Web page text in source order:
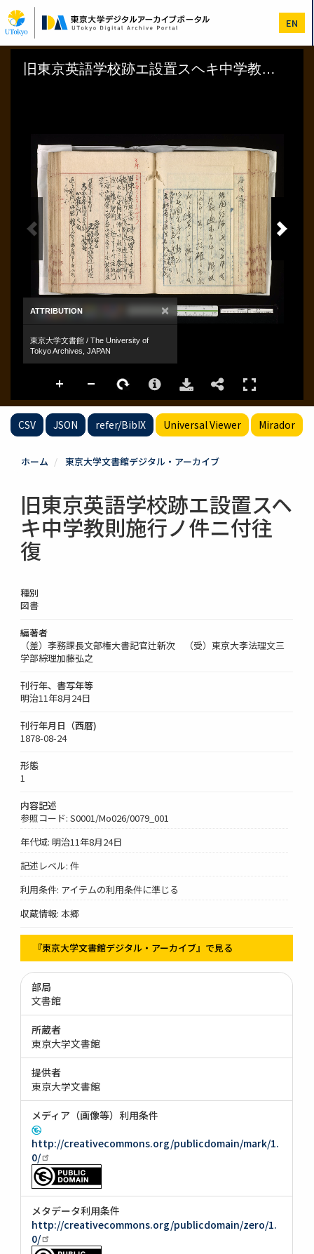
イ
ン
コ
EN
CSV JSON refer/BibIX Universal Viewer Mirador
ホーム 東京大学文書館デジタル・アーカイブ
旧東京英語学校跡エ設置スヘ
キ中学教則施行ノ件ニ付往
復
種別
図書
編著者
（差）斈務課長文部権大書記官辻新次 （受）東京大斈法理文三
学部綜理加藤弘之
刊行年、書写年等
明治11年8月24日
刊行年月日（西暦)
1878-08-24
形態
1
内容記述
参照コード: S0001/Mo026/0079_001
年代域: 明治11年8月24日
記述レベル: 件
利用条件: アイテムの利用条件に準じる
収蔵情報: 本郷
『東京大学文書館デジタル・アーカイブ』で見る
部局
文書館
所蔵者
東京大学文書館
提供者
東京大学文書館
メディア（画像等）利用条件
http://creativecommons.org/publicdomain/mark/1.
0/
メタデータ利用条件
http://creativecommons.org/publicdomain/zero/1.
0/